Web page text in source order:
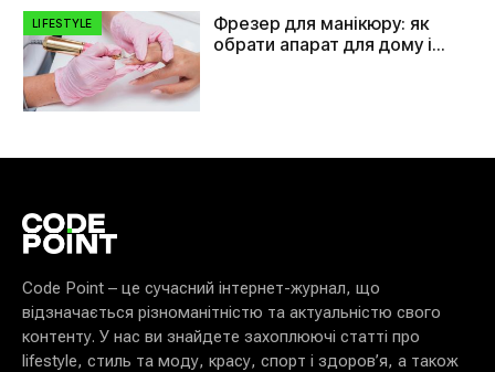
LIFESTYLE
Фрезер для манікюру: як
обрати апарат для дому і
Code Point – це сучасний інтернет-журнал, що
відзначається різноманітністю та актуальністю свого
контенту. У нас ви знайдете захоплюючі статті про
lifestyle, стиль та моду, красу, спорт і здоров’я, а також